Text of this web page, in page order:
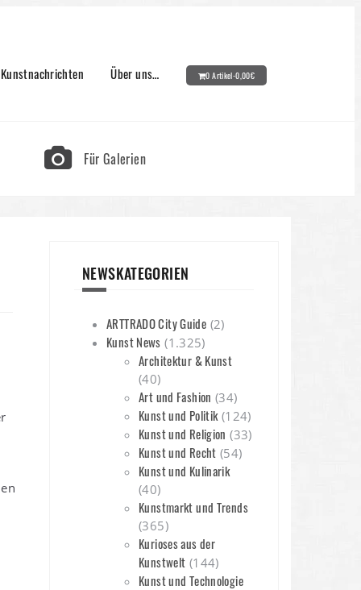
Kunstnachrichten Über uns… 0 Artikel-0,00€
Für Galerien
NEWSKATEGORIEN
ARTTRADO City Guide (2)
Kunst News (1.325)
Architektur & Kunst
(40)
Art und Fashion (34)
Kunst und Politik(124)
Kunst und Religion (33)
Kunst und Recht (54)
Kunst und Kulinarik
(40)
Kunstmarkt und Trends
(365)
Kurioses aus der
Kunstwelt (144)
Kunst und Technologie